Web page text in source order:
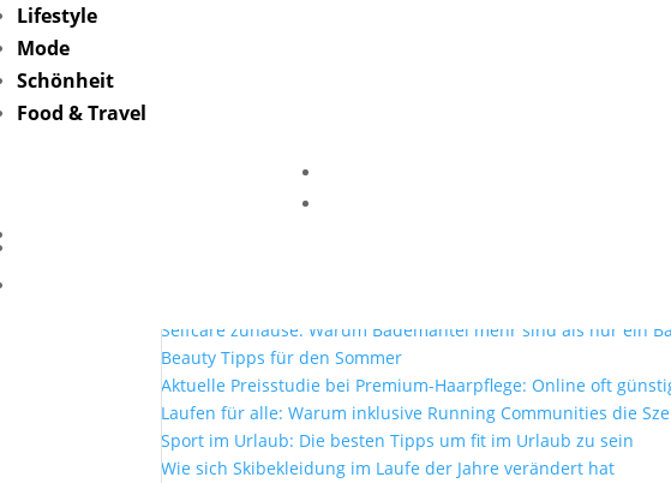
Lifestyle
Mode
Schönheit
Food & Travel
Friederike Hintze
Selfcare zuhause: Warum Bademäntel mehr sind als nur ein
Beauty Tipps für den Sommer
Aktuelle Preisstudie bei Premium-Haarpflege: Online oft
Laufen für alle: Warum inklusive Running Communities die
Sport im Urlaub: Die besten Tipps um fit im Urlaub zu sein
Wie sich Skibekleidung im Laufe der Jahre verändert hat